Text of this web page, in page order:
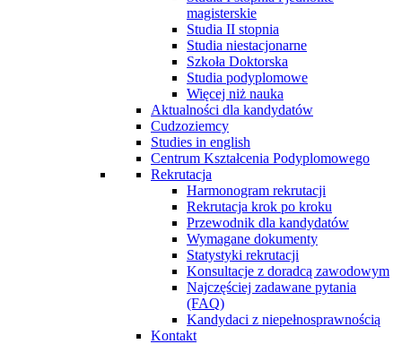
magisterskie
Studia II stopnia
Studia niestacjonarne
Szkoła Doktorska
Studia podyplomowe
Więcej niż nauka
Aktualności dla kandydatów
Cudzoziemcy
Studies in english
Centrum Kształcenia Podyplomowego
Rekrutacja
Harmonogram rekrutacji
Rekrutacja krok po kroku
Przewodnik dla kandydatów
Wymagane dokumenty
Statystyki rekrutacji
Konsultacje z doradcą zawodowym
Najczęściej zadawane pytania
(FAQ)
Kandydaci z niepełnosprawnością
Kontakt